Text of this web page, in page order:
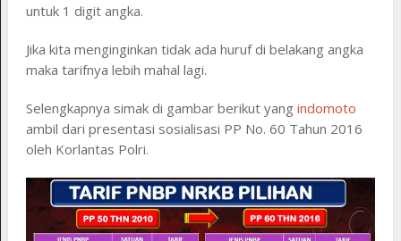
untuk 1 digit angka.
Jika kita menginginkan tidak ada huruf di belakang angka
maka tarifnya lebih mahal lagi.
Selengkapnya simak di gambar berikut yang indomoto
ambil dari presentasi sosialisasi PP No. 60 Tahun 2016
oleh Korlantas Polri.